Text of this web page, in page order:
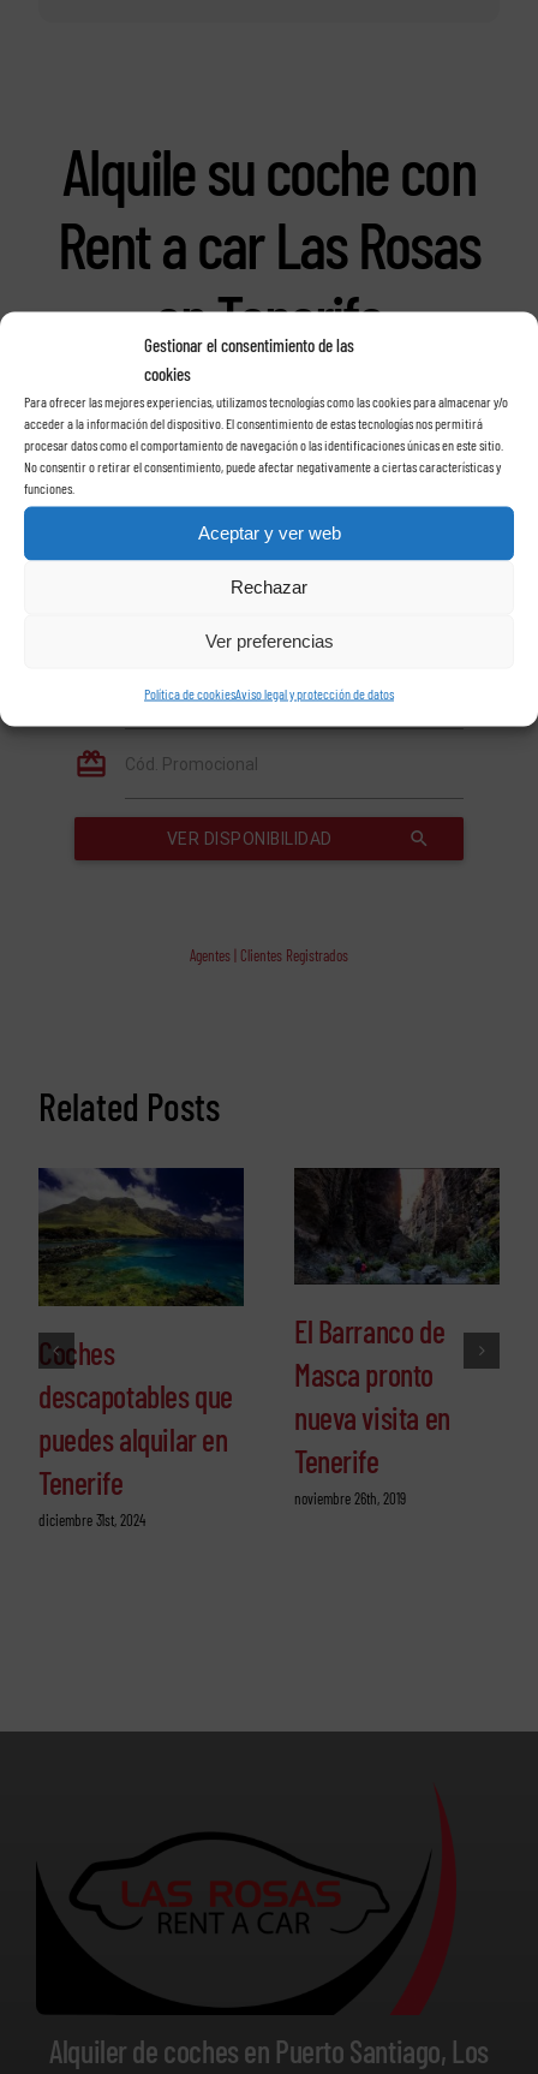
Gestionar el consentimiento de las
cookies
Para ofrecer las mejores experiencias, utilizamos tecnologías como las cookies para almacenar y/o
acceder a la información del dispositivo. El consentimiento de estas tecnologías nos permitirá
procesar datos como el comportamiento de navegación o las identificaciones únicas en este sitio.
No consentir o retirar el consentimiento, puede afectar negativamente a ciertas características y
funciones.
Aceptar y ver web
Rechazar
Ver preferencias
Política de cookiesAviso legal y protección de datos
Alquile su coche con
Rent a car Las Rosas
en Tenerife
Agentes | Clientes Registrados
Related Posts
Coches
descapotables que
puedes alquilar en
Tenerife
diciembre 31st, 2024
El Barranco de
Masca pronto
nueva visita en
Tenerife
noviembre 26th, 2019
Alquiler de coches en Puerto Santiago, Los